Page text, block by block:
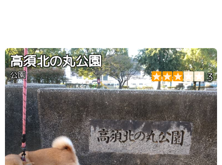
高須北の丸公園
公園 3